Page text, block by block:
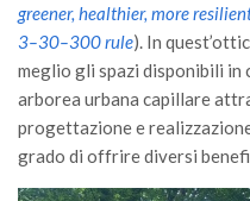
Opportunità di Lavoro
Rassegne
Reports
Simposii
greener, healthier, more
3–30–300 rule). In
meglio gli spazi disponibili in
arborea urbana capillare
progettazione e
grado di offrire diversi